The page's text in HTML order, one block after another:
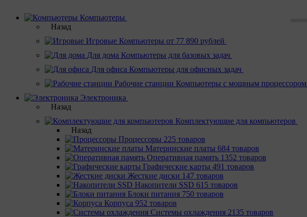
Компьютеры
Назад
Игровые Компьютеры от 77 890 рублей
Для дома Компьютеры для базовых задач
Для офиса Компьютеры для офисных задач
Рабочие станции Компьютеры с мощным процессором
Электроника
Назад
Комплектующие для компьютеров
Назад
Процессоры 225 товаров
Материнcкие платы 684 товаров
Оперативная память 1352 товаров
Графические карты 491 товаров
Жесткие диски 147 товаров
Накопители SSD 615 товаров
Блоки питания 750 товаров
Корпуса 952 товаров
Системы охлаждения 2135 товаров